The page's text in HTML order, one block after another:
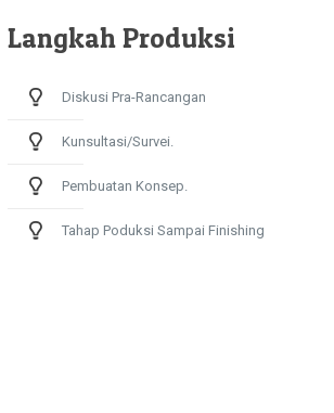
Langkah Produksi
Diskusi Pra-Rancangan
Kunsultasi/Survei.
Pembuatan Konsep.
Tahap Poduksi Sampai Finishing